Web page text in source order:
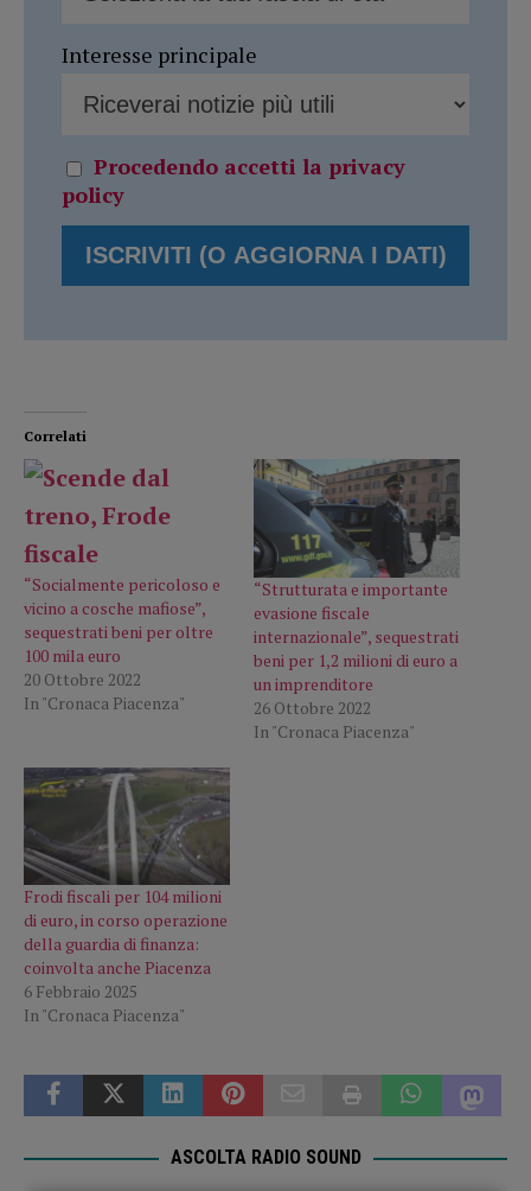
Interesse principale
Procedendo accetti la privacy
policy
Correlati
“Socialmente pericoloso e
vicino a cosche mafiose”,
sequestrati beni per oltre
100 mila euro
20 Ottobre 2022
In "Cronaca Piacenza"
“Strutturata e importante
evasione fiscale
internazionale”, sequestrati
beni per 1,2 milioni di euro a
un imprenditore
26 Ottobre 2022
In "Cronaca Piacenza"
Frodi fiscali per 104 milioni
di euro, in corso operazione
della guardia di finanza:
coinvolta anche Piacenza
6 Febbraio 2025
In "Cronaca Piacenza"
ASCOLTA RADIO SOUND